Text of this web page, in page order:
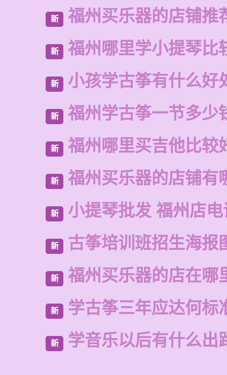
新 福州买乐器的店铺推
新 福州哪里学小提琴比
新 小孩学古筝有什么好
新 福州学古筝一节多少
新 福州哪里买吉他比较
新 福州买乐器的店铺有
新 小提琴批发 福州店
新 古筝培训班招生海报
新 福州买乐器的店在哪
新 学古筝三年应达何标
新 学音乐以后有什么出